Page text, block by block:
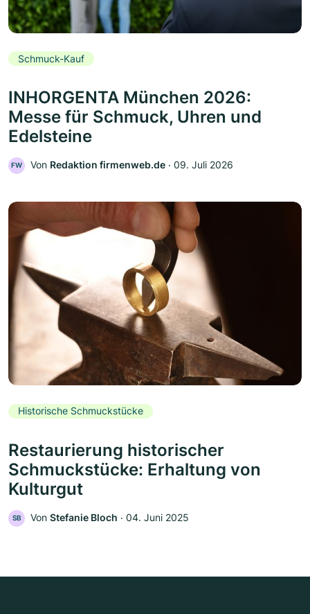
Schmuck-Kauf
INHORGENTA München 2026:
Messe für Schmuck, Uhren und
Edelsteine
FW Von Redaktion firmenweb.de ‧ 09. Juli 2026
Historische Schmuckstücke
Restaurierung historischer
Schmuckstücke: Erhaltung von
Kulturgut
SB Von Stefanie Bloch ‧ 04. Juni 2025